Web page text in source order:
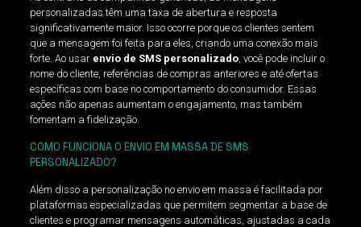
personalizadas têm uma taxa de abertura e resposta
significativamente maior. Isso ocorre porque os clientes sentem
que a mensagem foi feita para eles, criando uma conexão mais
forte. Ao usar envio de SMS personalizado, você pode incluir o
nome do cliente, referências de compras anteriores e até ofertas
específicas com base no comportamento do consumidor. Essas
ações não apenas aumentam o engajamento, mas também
fomentam a fidelização.
COMO FUNCIONA O ENVIO EM MASSA DE SMS
PERSONALIZADO?
Além disso a personalização no envio em massa é facilitada por
plataformas especializadas que permitem segmentar a base de
clientes e programar mensagens automáticas, ajustadas a cada